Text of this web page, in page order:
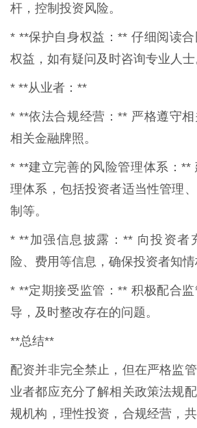
杆，控制投资风险。
* **保护自身权益：** 仔细阅读
权益，如有疑问及时咨询专业人士
* **从业者：**
* **依法合规经营：** 严格遵守
相关金融牌照。
* **建立完善的风险管理体系：**
理体系，包括投资者适当性管理
制等。
* **加强信息披露：** 向投资者
险、费用等信息，确保投资者知情
* **定期接受监管：** 积极配合
导，及时整改存在的问题。
**总结**
配资并非完全禁止，但在严格监
业者都应充分了解相关政策法规
规机构，理性投资，合规经营，